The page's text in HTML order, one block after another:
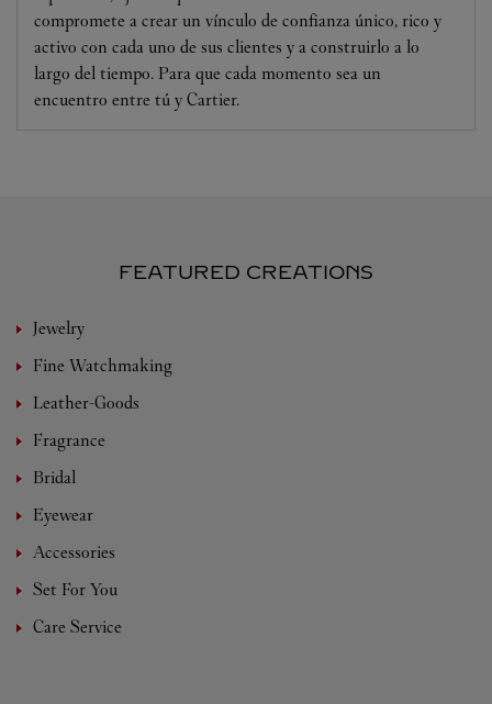
compromete a crear un vínculo de confianza único, rico y
activo con cada uno de sus clientes y a construirlo a lo
largo del tiempo. Para que cada momento sea un
encuentro entre tú y Cartier.
FEATURED CREATIONS
Jewelry
Fine Watchmaking
Leather-Goods
Fragrance
Bridal
Eyewear
Accessories
Set For You
Care Service